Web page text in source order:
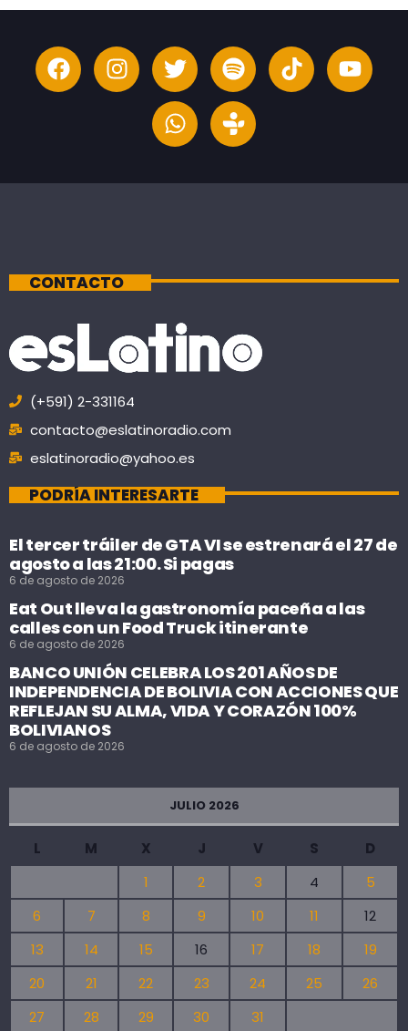
CONTACTO
(+591) 2-331164
contacto@eslatinoradio.com
eslatinoradio@yahoo.es
PODRÍA INTERESARTE
El tercer tráiler de GTA VI se estrenará el 27 de
agosto a las 21:00. Si pagas
6 de agosto de 2026
Eat Out lleva la gastronomía paceña a las
calles con un Food Truck itinerante
6 de agosto de 2026
BANCO UNIÓN CELEBRA LOS 201 AÑOS DE
INDEPENDENCIA DE BOLIVIA CON ACCIONES QUE
REFLEJAN SU ALMA, VIDA Y CORAZÓN 100%
BOLIVIANOS
6 de agosto de 2026
JULIO 2026
L M X J V S
D
1
2 3 4
5
6
7 8 9 10 11
12
13
14 15 16 17 18
19
20
21 22 23 24 25
26
27
28 29 30 31